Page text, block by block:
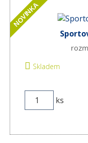
NOVINKA
Skladem
ks